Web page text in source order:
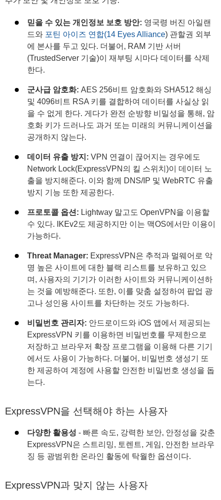
믿을 수 있는 개인정보 보호 방안: 영국령 버진 아일랜
드와 포틴 아이즈 연합(14 Eyes Alliance) 관할권 외부
에 본사를 두고 있다. 더불어, RAM 기반 서버
(TrustedServer 기술)이 재부팅 시마다 데이터를 삭제
한다.
군사급 암호화: AES 256비트 암호화와 SHA512 해싱
및 4096비트 RSA 키를 결합하여 데이터를 사실상 읽
을 수 없게 한다. 게다가 완전 순방향 비밀성을 통해, 암
호화 키가 드러나도 과거 또는 미래의 커뮤니케이션을
공개하지 않는다.
데이터 유출 방지: VPN 연결이 끊어지는 경우에도
Network Lock(ExpressVPN의 킬 스위치)이 데이터 노
출을 방지해준다. 이와 함께 DNS/IP 및 WebRTC 유출
방지 기능 또한 제공한다.
프로토콜 옵션: Lightway 말고도 OpenVPN을 이용할
수 있다. IKEv2도 제공하지만 이는 맥OS에서만 이용이
가능하다.
Threat Manager: ExpressVPN은 추적과 멀웨어로 악
명 높은 사이트에 대한 블랙 리스트를 보유하고 있으
며, 사용자의 기기가 이러한 사이트와 커뮤니케이션하
는 것을 예방해준다. 또한, 이를 맞춤 설정하여 팝업 광
고나 성인용 사이트를 차단하는 것도 가능하다.
비밀번호 관리자: 안드로이드와 iOS 앱에서 제공되는
ExpressVPN 키를 이용하면 비밀번호를 무제한으로
저장하고 브라우저 확장 프로그램을 이용해 다른 기기
에서도 사용이 가능하다. 더불어, 비밀번호 생성기 또
한 제공하여 계정에 사용할 안전한 비밀번호 생성을 돕
는다.
ExpressVPN을 선택해야 하는 사용자
다양한 활용성 - 빠른 속도, 강력한 보안, 안정성을 갖춘
ExpressVPN은 스트리밍, 토렌트, 게임, 안전한 브라우
징 등 광범위한 온라인 활동에 탁월한 옵션이다.
ExpressVPN과 맞지 않는 사용자